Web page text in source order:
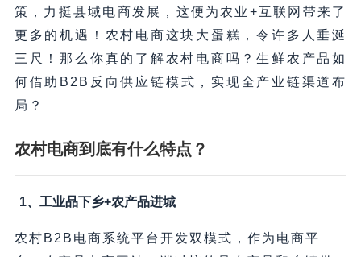
策，力挺县域电商发展，这便为农业+互联网带来了
更多的机遇！农村电商这块大蛋糕，令许多人垂涎
三尺！那么你真的了解农村电商吗？生鲜农产品如
何借助B2B反向供应链模式，实现全产业链渠道布
局？
农村电商到底有什么特点？
1、 工业品下乡+农产品进城
农村B2B电商系统平台开发双模式，作为电商平